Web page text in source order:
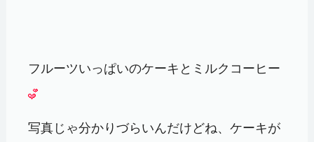
フルーツいっぱいのケーキとミルクコーヒー
写真じゃ分かりづらいんだけどね、ケーキが